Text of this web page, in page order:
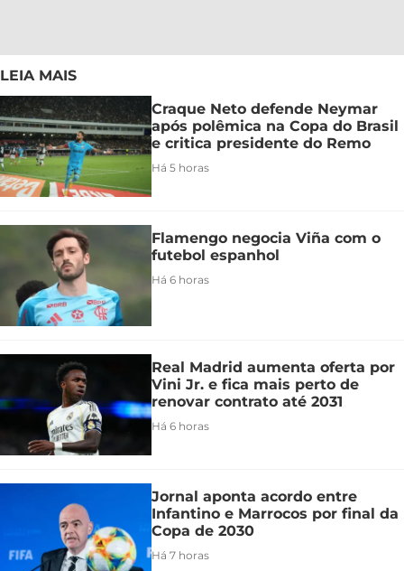
LEIA MAIS
Craque Neto defende Neymar
após polêmica na Copa do Brasil
e critica presidente do Remo
Há 5 horas
Flamengo negocia Viña com o
futebol espanhol
Há 6 horas
Real Madrid aumenta oferta por
Vini Jr. e fica mais perto de
renovar contrato até 2031
Há 6 horas
Jornal aponta acordo entre
Infantino e Marrocos por final da
Copa de 2030
Há 7 horas